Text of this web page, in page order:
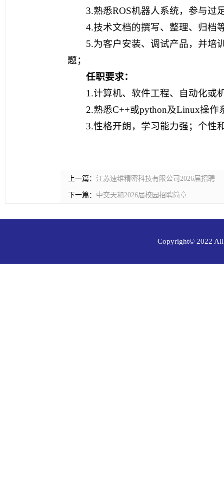
3.熟悉ROS机器人系统，参与过
4.技术文档的撰写、整理、归档
5.为客户安装、调试产品，并培
题；
任职要求：
1.计算机、软件工程、自动化或
2.熟悉C++或python及Linux操
3.性格开朗，学习能力强；个性
上一篇： 江苏速维精密科技有限公司2026届招聘
下一篇： 中交天和2026届校园招聘简章
Copyright© 2022